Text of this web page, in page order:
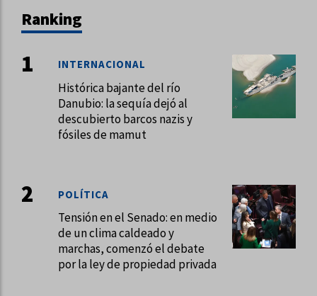
Ranking
Histórica bajante del río
Danubio: la sequía dejó al
descubierto barcos nazis y
fósiles de mamut
INTERNACIONAL
Tensión en el Senado: en medio
de un clima caldeado y
marchas, comenzó el debate
por la ley de propiedad privada
POLÍTICA